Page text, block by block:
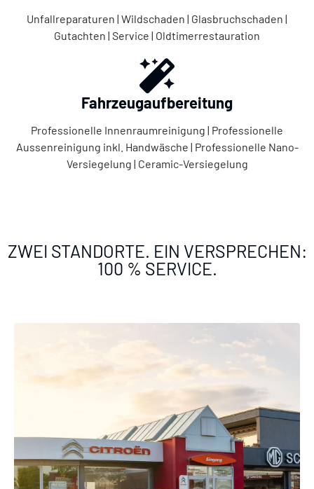
Unfallreparaturen | Wildschaden | Glasbruchschaden |
Gutachten | Service | Oldtimerrestauration
Fahrzeugaufbereitung
Professionelle Innenraumreinigung | Professionelle
Aussenreinigung inkl. Handwäsche | Professionelle Nano-
Versiegelung | Ceramic-Versiegelung
ZWEI STANDORTE. EIN VERSPRECHEN:
100 % SERVICE.